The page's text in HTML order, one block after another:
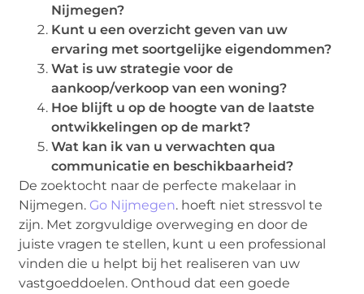
Nijmegen?
Kunt u een overzicht geven van uw
ervaring met soortgelijke eigendommen?
Wat is uw strategie voor de
aankoop/verkoop van een woning?
Hoe blijft u op de hoogte van de laatste
ontwikkelingen op de markt?
Wat kan ik van u verwachten qua
communicatie en beschikbaarheid?
De zoektocht naar de perfecte makelaar in
Nijmegen. Go Nijmegen. hoeft niet stressvol te
zijn. Met zorgvuldige overweging en door de
juiste vragen te stellen, kunt u een professional
vinden die u helpt bij het realiseren van uw
vastgoeddoelen. Onthoud dat een goede